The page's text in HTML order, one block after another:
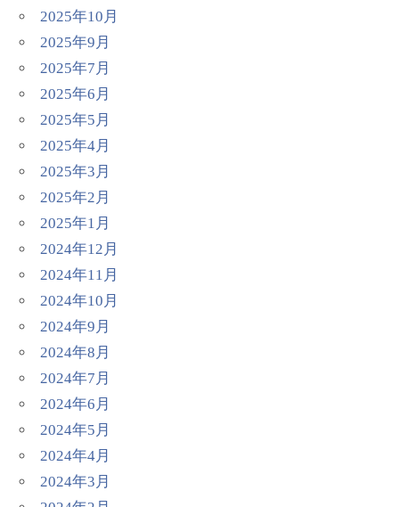
2025年10月
2025年9月
2025年7月
2025年6月
2025年5月
2025年4月
2025年3月
2025年2月
2025年1月
2024年12月
2024年11月
2024年10月
2024年9月
2024年8月
2024年7月
2024年6月
2024年5月
2024年4月
2024年3月